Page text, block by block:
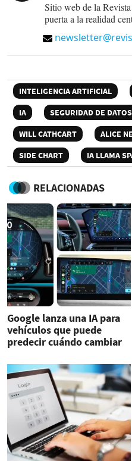
Sitio web de la
puerta a la realidad
INTELIGENCIA ARTIFICIAL
IA
SEGURIDAD DE DATOS
WILL CATHCART
ALICE
SIDE CHART
IA LLAMA
RELACIONADAS
Google lanza una IA para
vehículos que puede
predecir cuándo cambiar